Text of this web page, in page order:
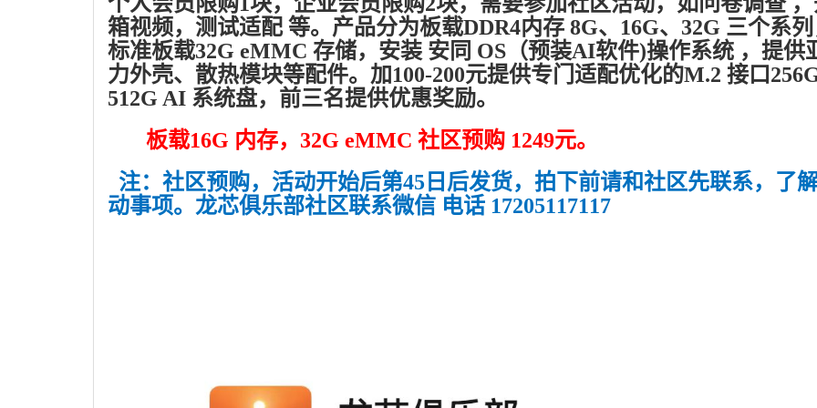
箱视频，测试适配 等。产品分为板载DDR4内存 8G、16G、32G 三个系列
标准板载32G eMMC 存储，安装 安同 OS（预装AI软件)操作系统 ，提供
力外壳、散热模块等配件。加100-200元提供专门适配优化的M.2 接口256G
512G AI 系统盘，前三名提供优惠奖励。
板载16G 内存，32G eMMC 社区预购 1249元。
注：社区预购，活动开始后第45日后发货，拍下前请和社区先联系，了
动事项。龙芯俱乐部社区联系微信 电话 17205117117